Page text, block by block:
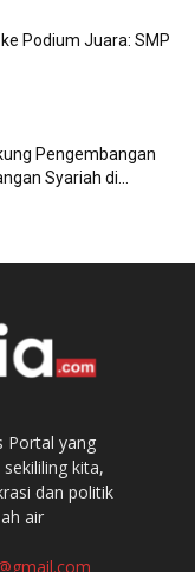
Podium Juara: SMP
Pengembangan
Syariah di...
Portal yang
kita,
dan politik
air